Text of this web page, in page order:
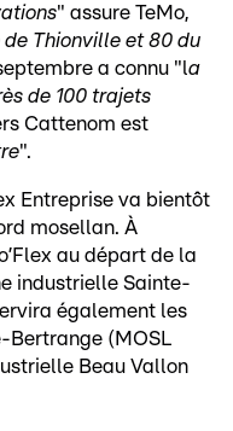
" assure TeMo,
Thionville et 80 du
a connu "la
de 100 trajets
Cattenom est
".
Entreprise va bientôt
mosellan. À
au départ de la
industrielle Sainte-
également les
Bertrange (MOSL
Beau Vallon